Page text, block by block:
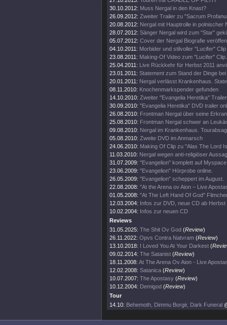
30.10.2012: Muss Nergal in den Knast?
26.09.2012: Zweiter Trailer zu "Sacrum
20.08.2012: Nergal mit Hauptrolle in polnischer
28.07.2012: Sänger Nergal wird zum "Star"
05.07.2012: Cover der Nergal Biografie
04.10.2011: Morbider und stilvoller "Lucifer" Clip
23.08.2011: Making-Of Video zum "Lucifer" Clip.
25.04.2011: Live Rückkehr für Herbst 2011
23.01.2011: Statement zum Stand der Dinge
20.01.2011: Nergal verlässt Krankenhaus.
08.11.2010: Knochenmarkspender gefunden
14.10.2010: Zweiter "Evangelia Heretika"
30.09.2010: "Evangelia Heretika" DVD trailer
26.08.2010: Frontman Nergal über seine
25.08.2010: Frontman Nergal schwer an
09.08.2010: Nergal im Krankenhaus.
05.08.2010: Zweite DVD im Anmarsch
24.06.2010: Making Of Clip zu "Alas The Lord
11.03.2010: Nergal wegen anti-religiöser
31.07.2009: "Evangelion" komplett auf
23.06.2009: "Evangelion" Hörprobe online.
26.05.2009: "Evangelion" scheppert im August.
22.08.2008: "At the Arena ov Aion – Live
01.05.2008: "At The Left Hand Of God"
12.03.2004: Infos zur DVD, neue CD ab Herbst
10.02.2004: Infos zur neuen CD
Reviews
31.05.2025: The Shit Ov God (Review)
26.11.2022: Opvs Contra Natvram (Review)
13.10.2018: I Loved You At Your Darkest (
09.02.2014: The Satanist (Review)
18.11.2008: At The Arena Ov Aion - Live
12.02.2008: Satanica (Review)
10.07.2007: The Apostasy (Review)
10.12.2004: Demigod (Review)
Tour
14.10: Behemoth, Dimmu Borgir, Dark Funeral